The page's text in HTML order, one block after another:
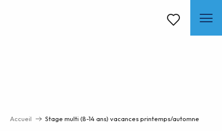
Voir les favoris
Accueil Stage multi (8-14 ans) vacances printemps/automne